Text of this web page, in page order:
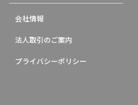
会社情報
法人取引のご案内
プライバシーポリシー